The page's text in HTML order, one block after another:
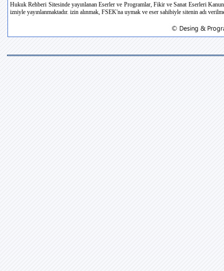
Hukuk Rehberi Sitesinde yayınlanan Eserler ve Programlar, Fikir ve Sanat Eserleri
izniyle yayınlanmaktadır. izin alınmak, FSEK'na uymak ve eser sahibiyle sitenin adı